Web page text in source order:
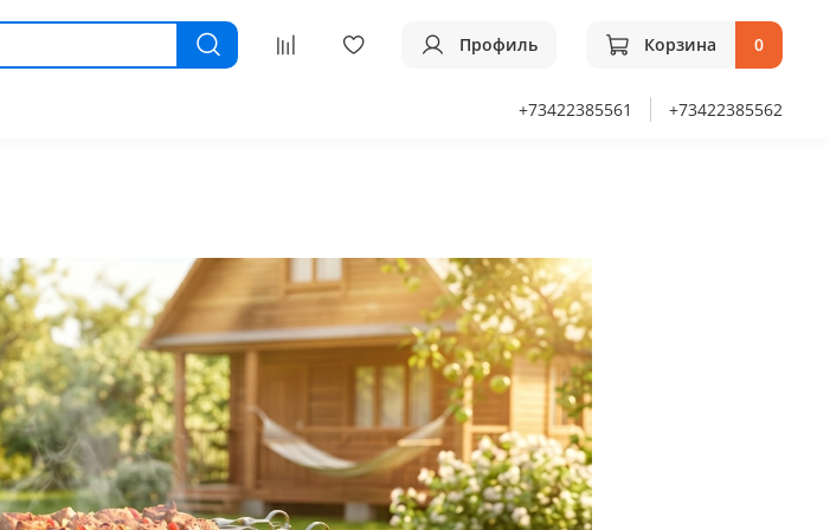
Профиль Корзина 0
+73422385561 +73422385562